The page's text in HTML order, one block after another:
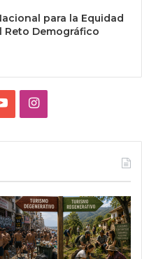
para la Equidad
Reto Demográfico
YouTubeInstagram